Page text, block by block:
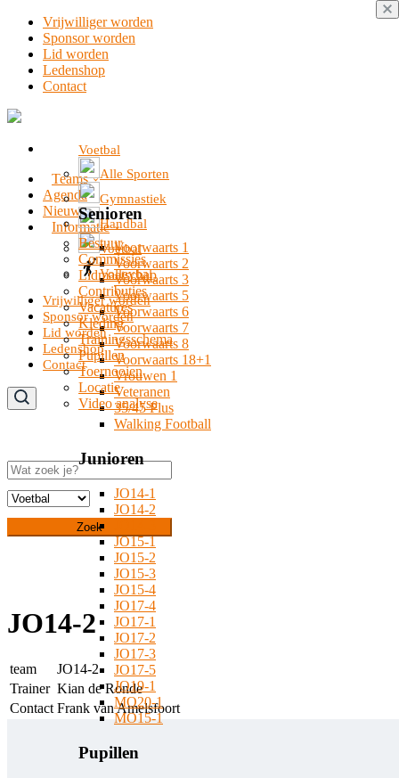
Vrijwilliger worden
Sponsor worden
Lid worden
Ledenshop
Contact
Voetbal
Alle Sporten
Gymnastiek
Handbal
Voetbal
Volleybal
Teams
Senioren
Voorwaarts 1
Voorwaarts 2
Voorwaarts 3
Voorwaarts 5
Voorwaarts 6
Voorwaarts 7
Voorwaarts 8
Voorwaarts 18+1
Vrouwen 1
Veteranen
35/45 Plus
Walking Football
Junioren
JO14-1
JO14-2
JO15-1
JO15-2
JO15-3
JO15-4
JO17-4
JO17-1
JO17-2
JO17-3
JO17-5
JO19-1
MO20-1
MO15-1
Pupillen
Agenda
Nieuws
Informatie
Bestuur
Commissies
Lidmaatschap
Contributies
Vacatures
Kleding
Trainingsschema
Pupillen
Toernooien
Locatie
Video analyse
Vrijwilliger worden
Sponsor worden
Lid worden
Ledenshop
Contact
Zoeken
Zoek
JO14-2
team
JO14-2
Trainer Kian de Ronde
Contact Frank van Amelsfoort